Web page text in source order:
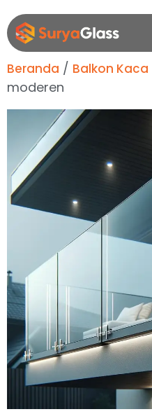
Beranda / Balkon Kaca
moderen